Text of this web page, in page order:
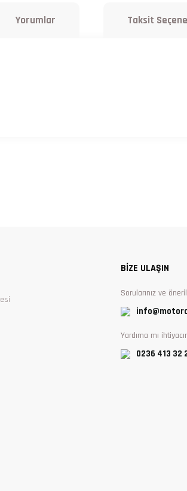
Yorumlar Taksit
BİZE ULAŞIN
Sorularınız ve
Yardıma mı
0236 413 32